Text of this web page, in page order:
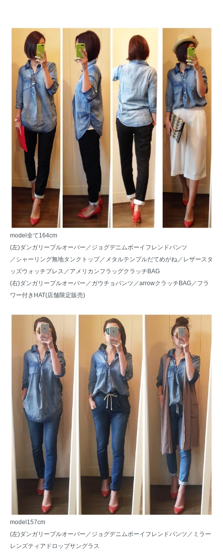
model全て164cm
(左)ダンガリープルオーバー／ ジョグデニムボーイフレンドパンツ
／ シャーリング無地タンクトップ／ メタルテンプルだてめがね／ レザースタ
ッズウォッチブレス ／ アメリカンフラッグクラッチBAG
(右)ダンガリープルオーバー／ ガウチョパンツ ／arrowクラッチBAG／フラ
ワー付きHAT(店舗限定販売)
model157cm
(左)ダンガリープルオーバー／ ジョグデニムボーイフレンドパンツ ／ ミラー
レンズティアドロップサングラス